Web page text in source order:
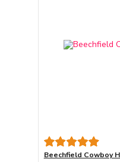
Beechfield Cowboy